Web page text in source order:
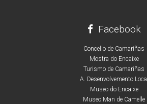
Facebook
Concello de Camariñas
Mostra do Encaixe
Turismo de Camariñas
A. Desenvolvemento Local
Museo do Encaixe
Museo Man de Camelle